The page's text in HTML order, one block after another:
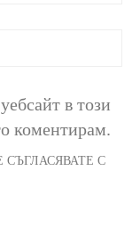
в този
коментирам.
СЪГЛАСЯВАТЕ С